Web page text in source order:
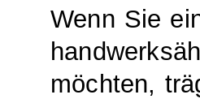
Wenn Sie
möchten,